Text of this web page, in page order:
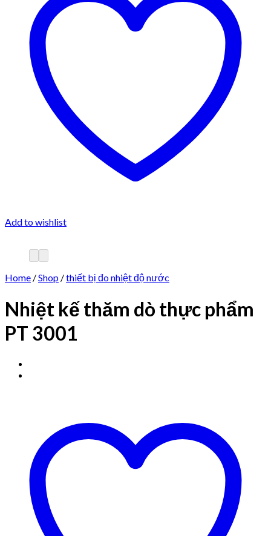
Add to wishlist
Home /Shop /thiết bị đo nhiệt độ nước
Nhiệt kế thăm dò thực phẩm
PT 3001